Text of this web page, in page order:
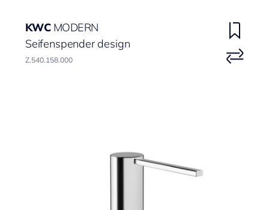
KWC MODERN
Seifenspender design
Z.540.158.000